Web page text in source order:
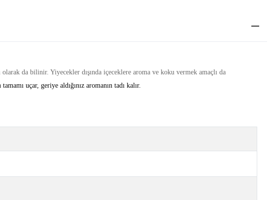
olarak da bilinir. Yiyecekler dışında içeceklere aroma ve koku vermek amaçlı da
uçar, geriye aldığınız aromanın tadı kalır.